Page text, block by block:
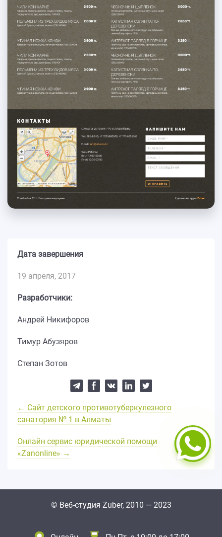
Дата завершения
19 апреля, 2017
Разработчики:
Андрей Никифоров
Тимур Абузяров
Степан Зотов
← Сайт детского противо­туберкулезного
санатория № 1 в Алматы
Онлайн сервис юридической помощи
«Zanonline» →
© Веб-студия Zuber, 2010 — 2023